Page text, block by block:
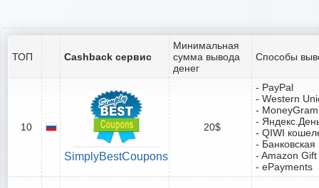
ТОП Cashback сервис
Минимальная
сумма вывода
денег
Способы
10
SimplyBestCoupons
20$
- PayPal
- Western
- MoneyGram
-
- QIWI
-
- Amazon
- ePayments